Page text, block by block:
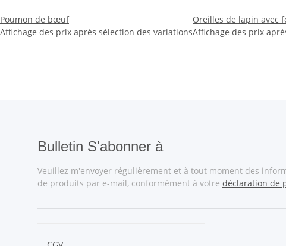
Poumon de bœuf
Affichage des prix après sélection des variations
Oreilles de lapin avec
Affichage des prix
Bulletin S'abonner à
Veuillez m'envoyer régulièrement et à tout moment des
de produits par e-mail, conformément à votre déclaration de